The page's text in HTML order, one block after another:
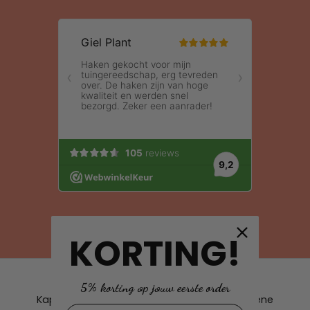
Gebruik van deze site, als onderdeel van
Kapstokschuur.nl, betekent dat je de algemene
KORTING!
5% korting op jouw eerste order